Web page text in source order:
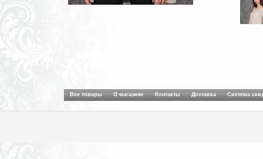
Все товары О магазине Контакты Доставка Система